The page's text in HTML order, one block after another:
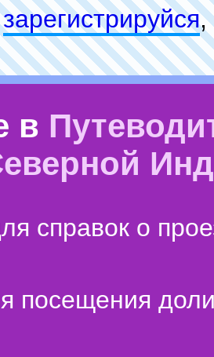
зарeгиcтpируйся,
в
справок о
посещения